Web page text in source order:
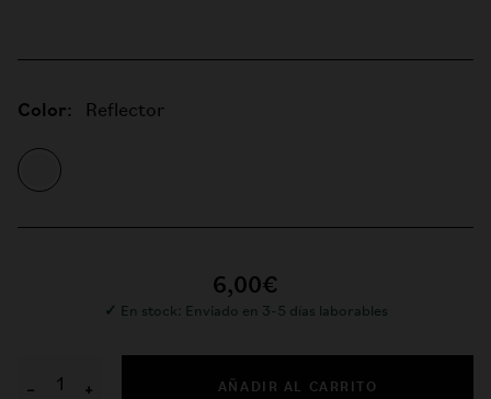
Color: Reflector
6,00€
✓ En stock: Enviado en 3-5 días laborables
− + AÑADIR AL CARRITO